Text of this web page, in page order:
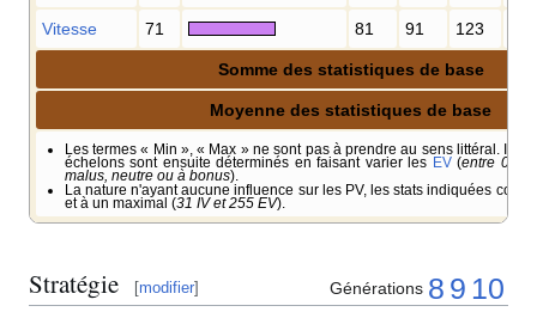
Vitesse 71 81 91 123
Somme des statistiques de base
Moyenne des statistiques de base
Les termes « Min », « Max » ne sont pas à prendre au sens littéral. Il
échelons sont ensuite déterminés en faisant varier les EV(entre 0 et
malus, neutre ou à bonus).
La nature n'ayant aucune influence sur les PV, les stats indiquées
et à un maximal (31 IV et 255 EV).
Stratégie [modifier] Générations 8 9 10